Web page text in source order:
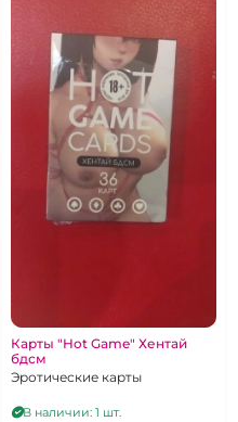
Карты "Hot Game" Хентай
бдсм
Эротические карты
В наличии: 1 шт.